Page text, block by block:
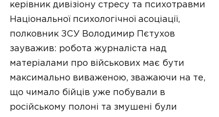
керівник дивізіону стресу та психотравми
Національної психологічної асоціації,
полковник ЗСУ Володимир Пєтухов
зауважив: робота журналіста над
матеріалами про військових має бути
максимально виваженою, зважаючи на те,
що чимало бійців уже побували в
російському полоні та змушені були